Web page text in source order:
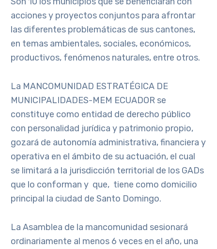
acciones y proyectos conjuntos para afrontar
las diferentes problemáticas de sus cantones,
en temas ambientales, sociales, económicos,
productivos, fenómenos naturales, entre otros.
La MANCOMUNIDAD ESTRATÉGICA DE
MUNICIPALIDADES-MEM ECUADOR se
constituye como entidad de derecho público
con personalidad jurídica y patrimonio propio,
gozará de autonomía administrativa, financiera y
operativa en el ámbito de su actuación, el cual
se limitará a la jurisdicción territorial de los GADs
que lo conforman y que, tiene como domicilio
principal la ciudad de Santo Domingo.
La Asamblea de la mancomunidad sesionará
ordinariamente al menos 6 veces en el año, una